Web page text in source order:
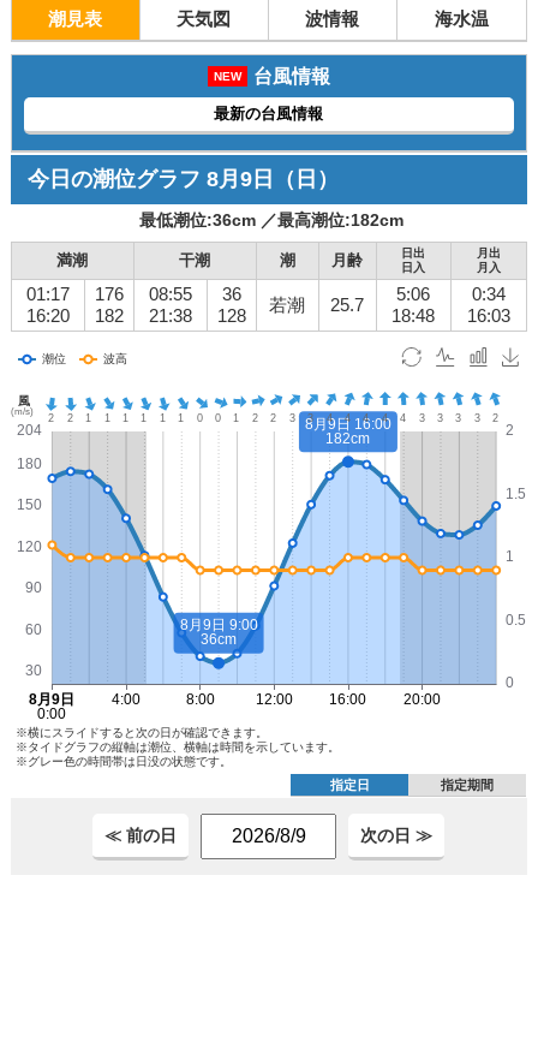
潮見表 天気図 波情報 海水温
NEW 台風情報
最新の台風情報
今日の潮位グラフ 8月9日 （日）
最低潮位:36cm ／最高潮位:182cm
満潮 干潮 潮 月齢
日出
日入
月出
月入
01:17
16:20
176
182
08:55
21:38
36
128
若潮 25.7
5:06
18:48
0:34
16:03
※横にスライドすると次の日が確認できます。
※タイドグラフの縦軸は潮位、横軸は時間を示しています。
※グレー色の時間帯は日没の状態です。
指定日 指定期間
≪ 前の日 次の日 ≫